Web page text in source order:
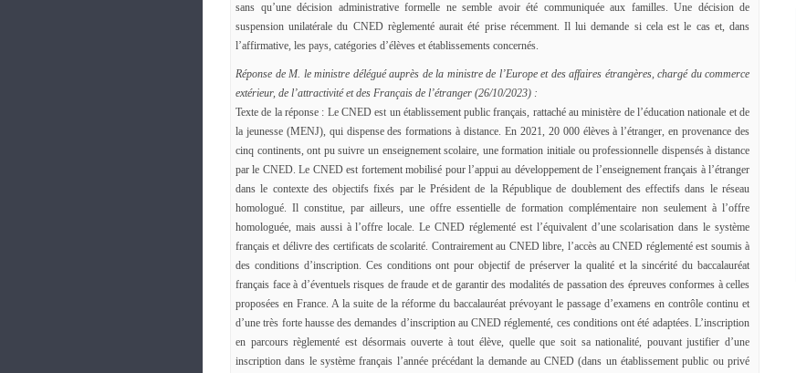
sans qu’une décision administrative formelle ne semble avoir été communiquée aux familles. Une décision de
suspension unilatérale du CNED règlementé aurait été prise récemment. Il lui demande si cela est le cas et, dans
l’affirmative, les pays, catégories d’élèves et établissements concernés.
Réponse de M. le ministre délégué auprès de la ministre de l’Europe et des affaires étrangères, chargé du commerce
extérieur, de l’attractivité et des Français de l’étranger (26/10/2023) :
Texte de la réponse : Le CNED est un établissement public français, rattaché au ministère de l’éducation nationale et de
la jeunesse (MENJ), qui dispense des formations à distance. En 2021, 20 000 élèves à l’étranger, en provenance des
cinq continents, ont pu suivre un enseignement scolaire, une formation initiale ou professionnelle dispensés à distance
par le CNED. Le CNED est fortement mobilisé pour l’appui au développement de l’enseignement français à l’étranger
dans le contexte des objectifs fixés par le Président de la République de doublement des effectifs dans le réseau
homologué. Il constitue, par ailleurs, une offre essentielle de formation complémentaire non seulement à l’offre
homologuée, mais aussi à l’offre locale. Le CNED réglementé est l’équivalent d’une scolarisation dans le système
français et délivre des certificats de scolarité. Contrairement au CNED libre, l’accès au CNED réglementé est soumis à
des conditions d’inscription. Ces conditions ont pour objectif de préserver la qualité et la sincérité du baccalauréat
français face à d’éventuels risques de fraude et de garantir des modalités de passation des épreuves conformes à celles
proposées en France. A la suite de la réforme du baccalauréat prévoyant le passage d’examens en contrôle continu et
d’une très forte hausse des demandes d’inscription au CNED réglementé, ces conditions ont été adaptées. L’inscription
en parcours règlementé est désormais ouverte à tout élève, quelle que soit sa nationalité, pouvant justifier d’une
inscription dans le système français l’année précédant la demande au CNED (dans un établissement public ou privé